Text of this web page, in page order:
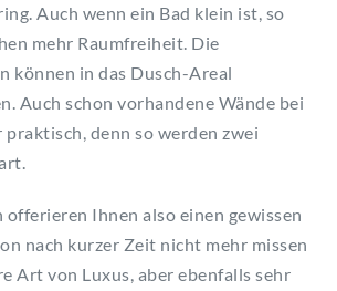
Auch wenn ein Bad klein ist, so
mehr Raumfreiheit. Die
können in das Dusch-Areal
Auch schon vorhandene Wände bei
praktisch, denn so werden zwei
offerieren Ihnen also einen gewissen
nach kurzer Zeit nicht mehr missen
Art von Luxus, aber ebenfalls sehr